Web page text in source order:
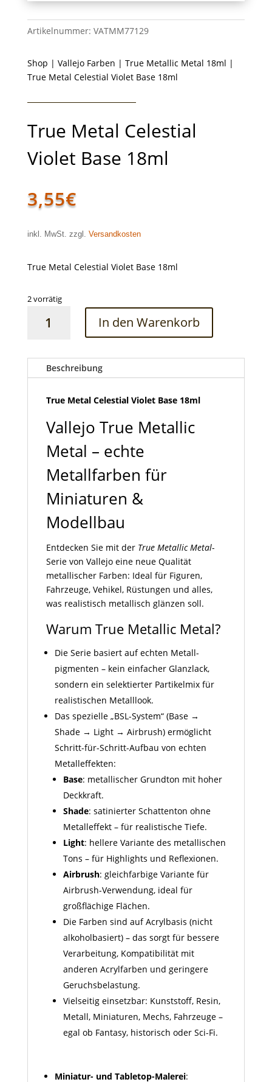
Artikelnummer: VATMM77129
Shop | Vallejo Farben | True Metallic Metal 18ml |
True Metal Celestial Violet Base 18ml
True Metal Celestial
Violet Base 18ml
3,55€
inkl. MwSt. zzgl. Versandkosten
True Metal Celestial Violet Base 18ml
2 vorrätig
Metal
18ml
Menge
In den Warenkorb
Beschreibung
True Metal Celestial Violet Base 18ml
Vallejo True Metallic
Metal – echte
Metallfarben für
Miniaturen &
Modellbau
Entdecken Sie mit der True Metallic Metal-
Serie von Vallejo eine neue Qualität
metallischer Farben: Ideal für Figuren,
Fahrzeuge, Vehikel, Rüstungen und alles,
was realistisch metallisch glänzen soll.
Warum True Metallic Metal?
Die Serie basiert auf echten Metall­
pigmenten – kein einfacher Glanzlack,
sondern ein selektierter Partikelmix für
realistischen Metall­look.
Das spezielle „BSL-System“ (Base →
Shade → Light → Airbrush) ermöglicht
Schritt-für-Schritt-Aufbau von echten
Metall­effekten:
Base: metallischer Grundton mit hoher
Deckkraft.
Shade: satinierter Schattenton ohne
Metall­effekt – für realistische Tiefe.
Light: hellere Variante des metallischen
Tons – für Highlights und Reflexionen.
Airbrush: gleichfarbige Variante für
Airbrush-Verwendung, ideal für
großflächige Flächen.
Die Farben sind auf Acrylbasis (nicht
alkoholbasiert) – das sorgt für bessere
Verarbeitung, Kompatibilität mit
anderen Acrylfarben und geringere
Geruchsbelastung.
Vielseitig einsetzbar: Kunststoff, Resin,
Metall, Miniaturen, Mechs, Fahrzeuge –
egal ob Fantasy, historisch oder Sci-Fi.
Miniatur- und Tabletop-Malerei: